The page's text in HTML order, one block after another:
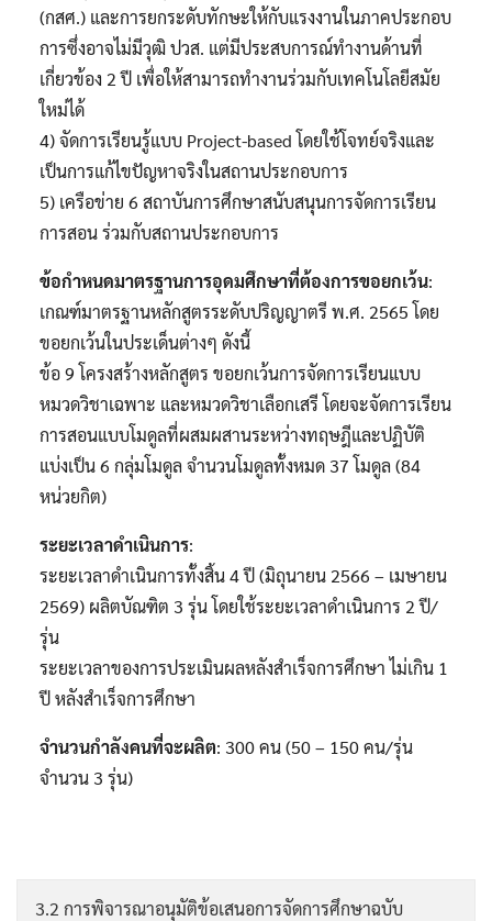
(กสศ.) และการยกระดับทักษะให้กับแรงงานในภาคประกอบ
การซึ่งอาจไม่มีวุฒิ ปวส. แต่มีประสบการณ์ทำงานด้านที่
เกี่ยวข้อง 2 ปี เพื่อให้สามารถทำงานร่วมกับเทคโนโลยีสมัย
ใหม่ได้
4) จัดการเรียนรู้แบบ Project-based โดยใช้โจทย์จริงและ
เป็นการแก้ไขปัญหาจริงในสถานประกอบการ
5) เครือข่าย 6 สถาบันการศึกษาสนับสนุนการจัดการเรียน
การสอน ร่วมกับสถานประกอบการ
ข้อกำหนดมาตรฐานการอุดมศึกษาที่ต้องการขอยกเว้น:
เกณฑ์มาตรฐานหลักสูตรระดับปริญญาตรี พ.ศ. 2565 โดย
ขอยกเว้นในประเด็นต่างๆ ดังนี้
ข้อ 9 โครงสร้างหลักสูตร ขอยกเว้นการจัดการเรียนแบบ
หมวดวิชาเฉพาะ และหมวดวิชาเลือกเสรี โดยจะจัดการเรียน
การสอนแบบโมดูลที่ผสมผสานระหว่างทฤษฎีและปฏิบัติ
แบ่งเป็น 6 กลุ่มโมดูล จำนวนโมดูลทั้งหมด 37 โมดูล (84
หน่วยกิต)
ระยะเวลาดำเนินการ:
ระยะเวลาดำเนินการทั้งสิ้น 4 ปี (มิถุนายน 2566 – เมษายน
2569) ผลิตบัณฑิต 3 รุ่น โดยใช้ระยะเวลาดำเนินการ 2 ปี/
รุ่น
ระยะเวลาของการประเมินผลหลังสำเร็จการศึกษา ไม่เกิน 1
ปี หลังสำเร็จการศึกษา
จำนวนกำลังคนที่จะผลิต: 300 คน (50 – 150 คน/รุ่น
จำนวน 3 รุ่น)
3.2 การพิจารณาอนุมัติข้อเสนอการจัดการศึกษาฉบับ